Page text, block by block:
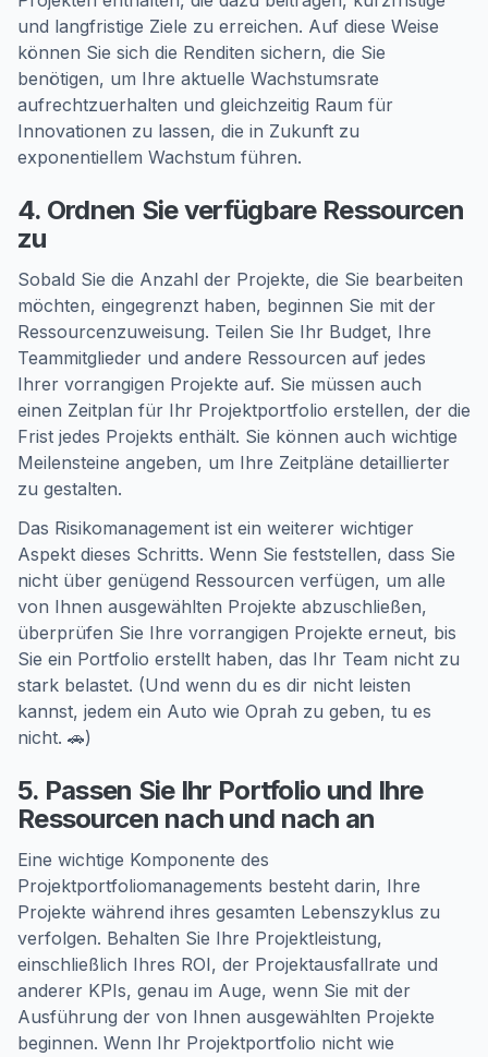
und langfristige Ziele zu erreichen. Auf diese Weise
können Sie sich die Renditen sichern, die Sie
benötigen, um Ihre aktuelle Wachstumsrate
aufrechtzuerhalten und gleichzeitig Raum für
Innovationen zu lassen, die in Zukunft zu
exponentiellem Wachstum führen.
4. Ordnen Sie verfügbare Ressourcen
zu
Sobald Sie die Anzahl der Projekte, die Sie bearbeiten
möchten, eingegrenzt haben, beginnen Sie mit der
Ressourcenzuweisung. Teilen Sie Ihr Budget, Ihre
Teammitglieder und andere Ressourcen auf jedes
Ihrer vorrangigen Projekte auf. Sie müssen auch
einen Zeitplan für Ihr Projektportfolio erstellen, der die
Frist jedes Projekts enthält. Sie können auch wichtige
Meilensteine angeben, um Ihre Zeitpläne detaillierter
zu gestalten.
Das Risikomanagement ist ein weiterer wichtiger
Aspekt dieses Schritts. Wenn Sie feststellen, dass Sie
nicht über genügend Ressourcen verfügen, um alle
von Ihnen ausgewählten Projekte abzuschließen,
überprüfen Sie Ihre vorrangigen Projekte erneut, bis
Sie ein Portfolio erstellt haben, das Ihr Team nicht zu
stark belastet. (Und wenn du es dir nicht leisten
kannst, jedem ein Auto wie Oprah zu geben, tu es
nicht. 🚗)
5. Passen Sie Ihr Portfolio und Ihre
Ressourcen nach und nach an
Eine wichtige Komponente des
Projektportfoliomanagements besteht darin, Ihre
Projekte während ihres gesamten Lebenszyklus zu
verfolgen. Behalten Sie Ihre Projektleistung,
einschließlich Ihres ROI, der Projektausfallrate und
anderer KPIs, genau im Auge, wenn Sie mit der
Ausführung der von Ihnen ausgewählten Projekte
beginnen. Wenn Ihr Projektportfolio nicht wie